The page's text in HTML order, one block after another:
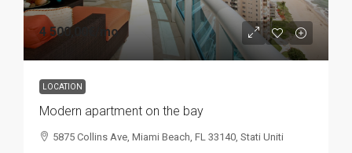
4 500,00€ /mo
LOCATION
Modern apartment on the bay
5875 Collins Ave, Miami Beach, FL 33140, Stati Uniti